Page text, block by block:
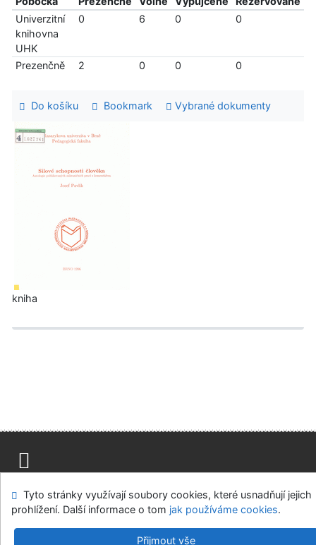
Univerzitní
knihovna
UHK
0 6 0 0
Prezenčně 2 0 0 0
Do košíku Bookmark Vybrané dokumenty
kniha
Modul OpenSearch
Napište nám Nastavení cookies
Univerzitní knihovna - Univerzita Hradec Králové
Tyto stránky využívají soubory cookies, které usnadňují jejich
prohlížení. Další informace o tom jak používáme cookies.
Přijmout vše